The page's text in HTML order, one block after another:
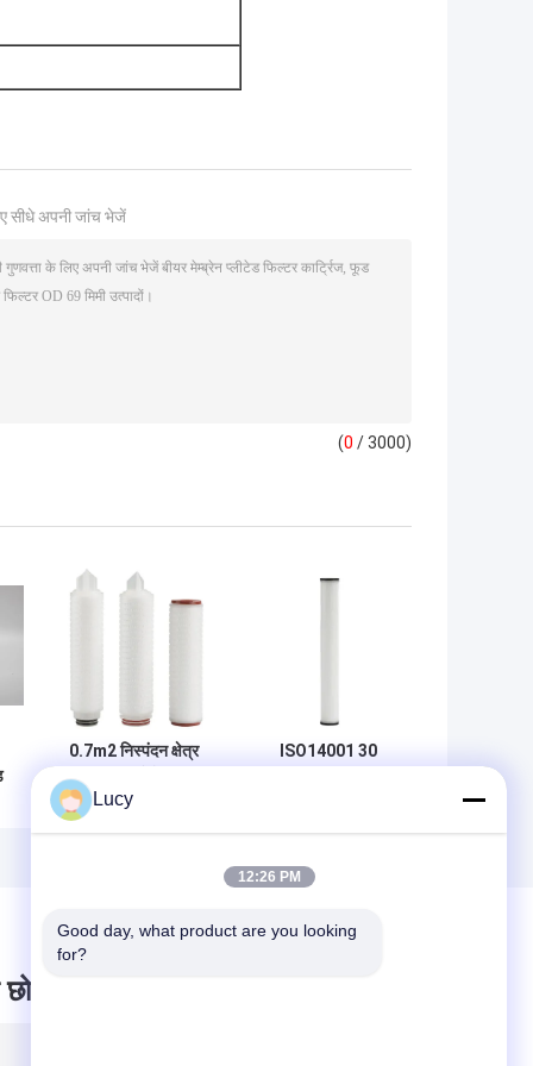
सीधे अपनी जांच भेजें
(0 / 3000)
0.7m2 निस्पंदन क्षेत्र
5Um 10 "नैनोफाइबर
बीयर फ़िल्टर कारतूस
ISO14001 30
दो
Lucy
12:26 PM
Good day, what product are you looking
for?